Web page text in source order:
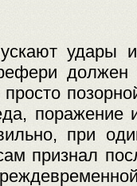
удары
просто
поражение
при
признал